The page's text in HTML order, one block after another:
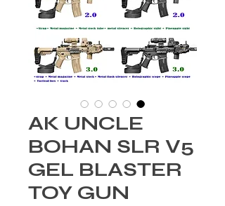
AK UNCLE
BOHAN SLR V5
GEL BLASTER
TOY GUN